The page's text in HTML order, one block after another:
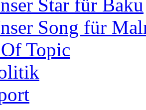
Star für Baku
Song für
Topic